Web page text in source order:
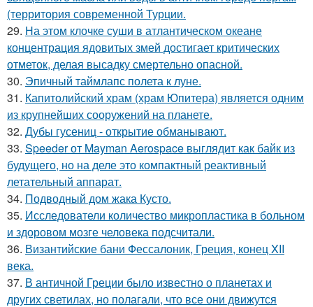
(территория современной Турции.
29. На этом клочке суши в атлантическом океане
концентрация ядовитых змей достигает критических
отметок, делая высадку смертельно опасной.
30. Эпичный таймлапс полета к луне.
31. Капитолийский храм (храм Юпитера) является одним
из крупнейших сооружений на планете.
32. Дубы гусениц - открытие обманывают.
33. Speeder от Mayman Aerospace выглядит как байк из
будущего, но на деле это компактный реактивный
летательный аппарат.
34. Подводный дом жака Кусто.
35. Исследователи количество микропластика в больном
и здоровом мозге человека подсчитали.
36. Византийские бани Фессалоник, Греция, конец XII
века.
37. В античной Греции было известно о планетах и
других светилах, но полагали, что все они движутся